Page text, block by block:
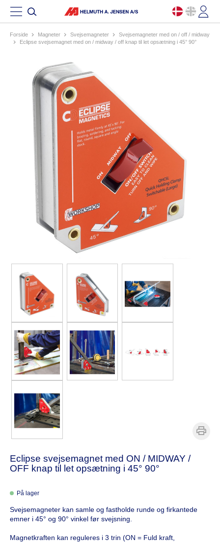
Forside magneter svejsemagneter
svejsemagneter med on / off / midway
eclipse svejsemagnet med on / midway / off knap til let opsætning i 45° 90°
Eclipse svejsemagnet med ON / MIDWAY /
OFF knap til let opsætning i 45° 90°
På lager
Svejsemagneter kan samle og fastholde runde og firkantede
emner i 45° og 90° vinkel før svejsning.
Magnetkraften kan reguleres i 3 trin (ON = Fuld kraft,